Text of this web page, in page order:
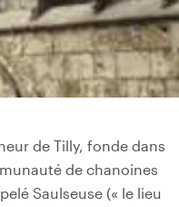
de Tilly, fonde dans
de chanoines
Saulseuse (« le lieu